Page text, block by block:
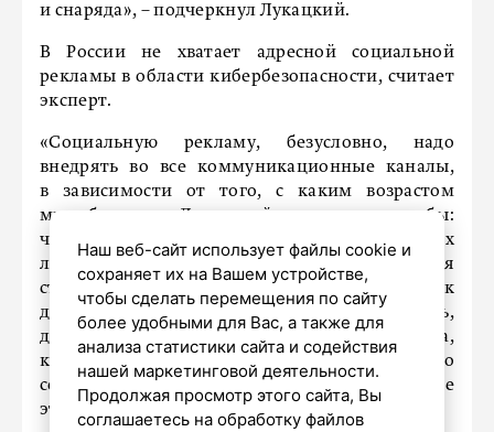
и снаряда», – подчеркнул Лукацкий.
В России не хватает адресной социальной
рекламы в области кибербезопасности, считает
эксперт.
«Социальную рекламу, безусловно, надо
внедрять во все коммуникационные каналы,
в зависимости от того, с каким возрастом
мы общаемся. Для детей это одни способы:
через те же самые игры или VK. Для пожилых
людей это собесы и городской транспорт. Для
студентов это те же самые вузы, столовки и так
далее. Вариантов очень много. Может быть,
должна быть целенаправленная программа,
которая финансируется государством, но оно
сейчас просто не имеет ресурсов на решение
этой задачи», – пояснил Лукацкий.
Наш веб-сайт использует файлы cookie и
сохраняет их на Вашем устройстве,
чтобы сделать перемещения по сайту
более удобными для Вас, а также для
анализа статистики сайта и содействия
нашей маркетинговой деятельности.
Продолжая просмотр этого сайта, Вы
соглашаетесь на обработку файлов